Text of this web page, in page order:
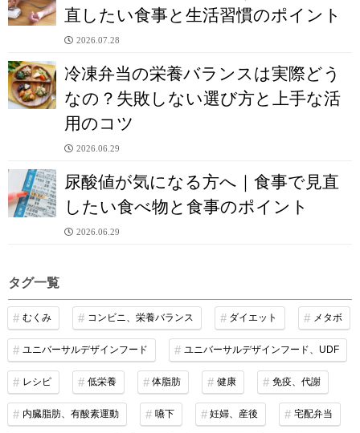
直したい食事と生活習慣のポイント
2026.07.28
冷凍弁当の栄養バランスは実際どう
なの？失敗しない選び方と上手な活
用のコツ
2026.06.29
尿酸値が気になる方へ｜食事で見直
したい食べ物と食事のポイント
2026.06.29
タグ一覧
むくみ コンビニ、栄養バランス ダイエット メタボ
ユニバーサルデザインフード ユニバーサルデザインフード、UDF
レシピ 低栄養 体脂肪 健康 免疫、代謝
内臓脂肪、有酸素運動 嚥下 妊婦、産後 宅配弁当